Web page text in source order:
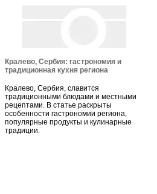
Кралево, Сербия: гастрономия и
традиционная кухня региона
Кралево, Сербия, славится
традиционными блюдами и местными
рецептами. В статье раскрыты
особенности гастрономии региона,
популярные продукты и кулинарные
традиции.